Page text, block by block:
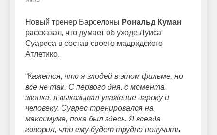
Новый тренер Барселоны Рональд Куман
рассказал, что думает об уходе Луиса
Суареса в состав своего мадридского
Атлетико.
“Кажется, что я злодей в этом фильме, но
все не так. С первого дня, с момента
звонка, я выказывал уважение игроку и
человеку. Суарес тренировался на
максимуме, пока был здесь. Я всегда
говорил, что ему будет трудно получить